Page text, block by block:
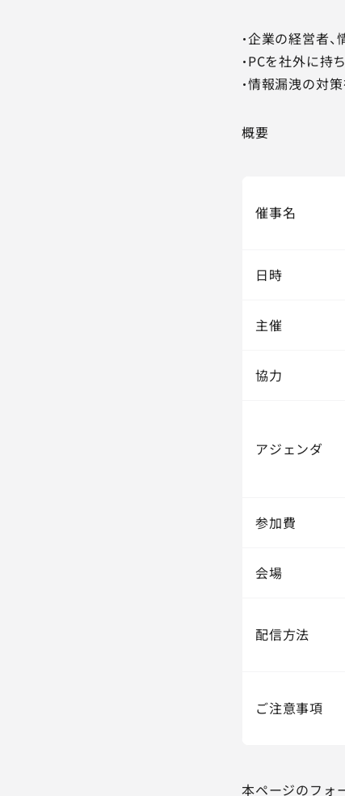
・企業の経営者
・PCを社外に
・情報漏洩の対
概要
催事名
日時
主催
協力
アジェンダ
参加費
会場
配信方法
ご注意事項
本ページのフォ